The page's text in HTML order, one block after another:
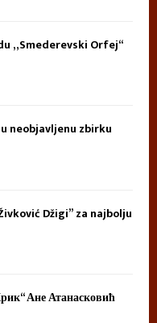
„Smederevski Orfej“
neobjavljenu zbirku
Džigi” za najbolju
Ане Атанасковић